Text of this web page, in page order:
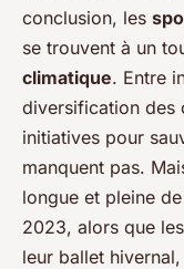
conclusion, les
se trouvent à un
climatique. Entre
diversification des
initiatives pour
manquent pas.
longue et pleine
2023, alors que
leur ballet